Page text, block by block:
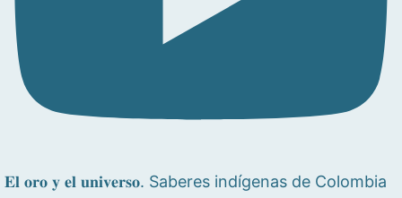
𝐄𝐥 𝐨𝐫𝐨 𝐲 𝐞𝐥 𝐮𝐧𝐢𝐯𝐞𝐫𝐬𝐨. Saberes indígenas de Colombia